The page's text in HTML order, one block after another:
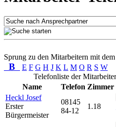
Sprung zu den Mitarbeitern mit
B E F G H J K L M O R S W
Telefonliste der
Name
Telefon Zimmer
Heckl Josef
Erster
Bürgermeister
08145
84-12
1.18